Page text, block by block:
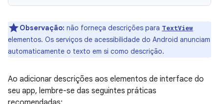
Observação: não forneça descrições para TextView
elementos. Os serviços de acessibilidade do Android anunciam
automaticamente o texto em si como descrição.
Ao adicionar descrições aos elementos de interface do
seu app, lembre-se das seguintes práticas